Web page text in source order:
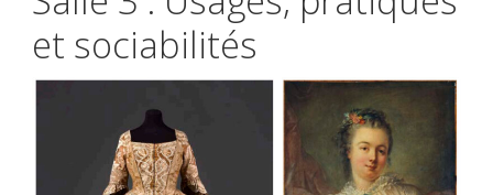
et sociabilités